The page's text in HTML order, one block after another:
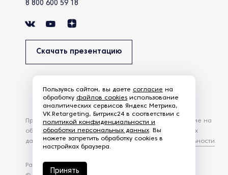
8 800 600 59 18
Скачать презентацию
Разработка сайта —
Продолжая использовать наш сайт, вы даете согласие на
обработку файлов Cookies и других пользовательских
данных, в соответствии сПолитикой конфиденциальности.
Пользуясь сайтом, вы даете согласие на
обработку файлов cookies использование
аналитических сервисов Яндекс Метрика,
VK.Retargeting, Битрикс24 в соответствии с
политикой конфиденциальности и
обработки персональных данных. Вы
можете запретить обработку cookies в
настройках браузера.
Принять